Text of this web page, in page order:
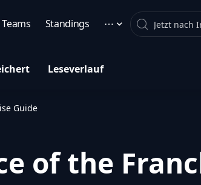
Teams Standings ⋯ Search
Leseverlauf
Guide
of the